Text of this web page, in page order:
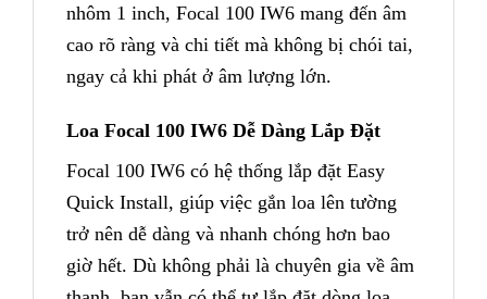
nhôm 1 inch, Focal 100 IW6 mang đến âm
cao rõ ràng và chi tiết mà không bị chói tai,
ngay cả khi phát ở âm lượng lớn.
Loa Focal 100 IW6 Dễ Dàng Lắp Đặt
Focal 100 IW6 có hệ thống lắp đặt Easy
Quick Install, giúp việc gắn loa lên tường
trở nên dễ dàng và nhanh chóng hơn bao
giờ hết. Dù không phải là chuyên gia về âm